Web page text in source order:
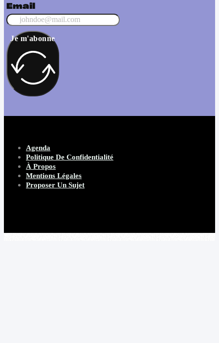
Email
Je m'abonne
Agenda
Politique De Confidentialité
À Propos
Mentions Légales
Proposer Un Sujet